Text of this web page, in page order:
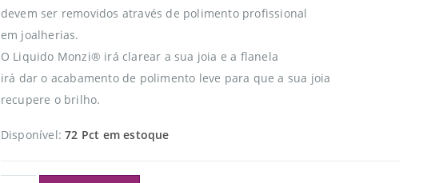
devem ser removidos através de polimento profissional
em joalherias.
O Liquido Monzi® irá clarear a sua joia e a flanela
irá dar o acabamento de polimento leve para que a sua joia
recupere o brilho.
Disponível:72 Pct em estoque